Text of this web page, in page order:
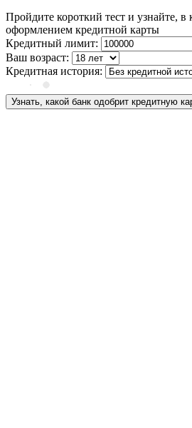
Пройдите короткий тест и узнайте, в
оформлением кредитной карты
Кредитный лимит:
Ваш возраст:
Кредитная история:
Узнать, какой банк одобрит кредитную